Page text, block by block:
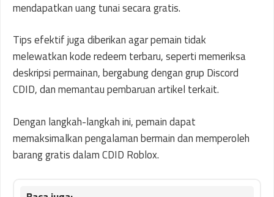
mendapatkan uang tunai secara gratis.
Tips efektif juga diberikan agar pemain tidak
melewatkan kode redeem terbaru, seperti memeriksa
deskripsi permainan, bergabung dengan grup Discord
CDID, dan memantau pembaruan artikel terkait.
Dengan langkah-langkah ini, pemain dapat
memaksimalkan pengalaman bermain dan memperoleh
barang gratis dalam CDID Roblox.